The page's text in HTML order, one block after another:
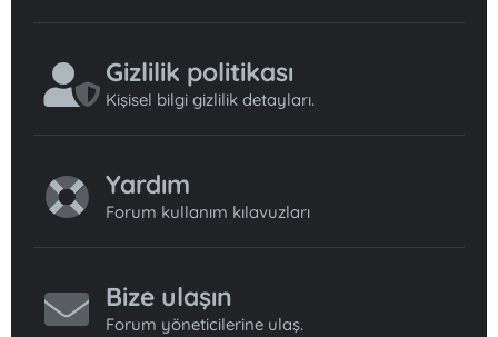
Gizlilik politikası
Kişisel bilgi gizlilik detayları.
Yardım
Forum kullanım kılavuzları
Bize ulaşın
Forum yöneticilerine ulaş.